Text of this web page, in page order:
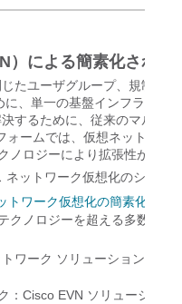
による簡素化された
たユーザグループ、規制、
、単一の基盤インフラスト
するために、従来のマルチ
ームでは、仮想ネットワ
ノロジーにより拡張性が高め
ットワーク仮想化のシンプ
クノロジーを超える多数の
ワーク ソリューションを簡
：Cisco EVN ソリューショ